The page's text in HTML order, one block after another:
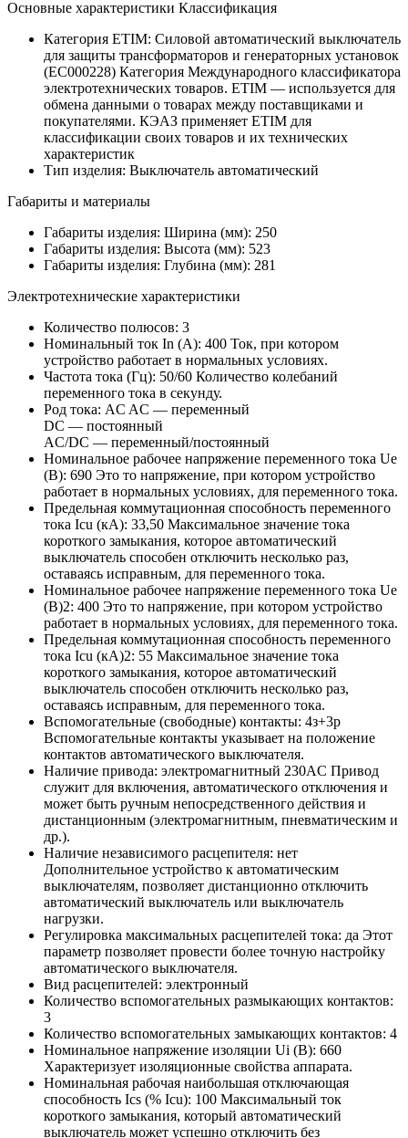
Основные характеристики Классификация
Категория ETIM: Силовой автоматический выключатель
для защиты трансформаторов и генераторных установок
(EC000228) Категория Международного классификатора
электротехнических товаров. ETIM — используется для
обмена данными о товарах между поставщиками и
покупателями. КЭАЗ применяет ETIM для
классификации своих товаров и их технических
характеристик
Тип изделия: Выключатель автоматический
Габариты и материалы
Габариты изделия: Ширина (мм): 250
Габариты изделия: Высота (мм): 523
Габариты изделия: Глубина (мм): 281
Электротехнические характеристики
Количество полюсов: 3
Номинальный ток In (А): 400 Ток, при котором
устройство работает в нормальных условиях.
Частота тока (Гц): 50/60 Количество колебаний
переменного тока в секунду.
Род тока: AC AC — переменный
DC — постоянный
AC/DC — переменный/постоянный
Номинальное рабочее напряжение переменного тока Ue
(В): 690 Это то напряжение, при котором устройство
работает в нормальных условиях, для переменного тока.
Предельная коммутационная способность переменного
тока Icu (кА): 33,50 Максимальное значение тока
короткого замыкания, которое автоматический
выключатель способен отключить несколько раз,
оставаясь исправным, для переменного тока.
Номинальное рабочее напряжение переменного тока Ue
(В)2: 400 Это то напряжение, при котором устройство
работает в нормальных условиях, для переменного тока.
Предельная коммутационная способность переменного
тока Icu (кА)2: 55 Максимальное значение тока
короткого замыкания, которое автоматический
выключатель способен отключить несколько раз,
оставаясь исправным, для переменного тока.
Вспомогательные (свободные) контакты: 4з+3р
Вспомогательные контакты указывает на положение
контактов автоматического выключателя.
Наличие привода: электромагнитный 230AC Привод
служит для включения, автоматического отключения и
может быть ручным непосредственного действия и
дистанционным (электромагнитным, пневматическим и
др.).
Наличие независимого расцепителя: нет
Дополнительное устройство к автоматическим
выключателям, позволяет дистанционно отключить
автоматический выключатель или выключатель
нагрузки.
Регулировка максимальных расцепителей тока: да Этот
параметр позволяет провести более точную настройку
автоматического выключателя.
Вид расцепителей: электронный
Количество вспомогательных размыкающих контактов:
3
Количество вспомогательных замыкающих контактов: 4
Номинальное напряжение изоляции Ui (В): 660
Характеризует изоляционные свойства аппарата.
Номинальная рабочая наибольшая отключающая
способность Ics (% Icu): 100 Максимальный ток
короткого замыкания, который автоматический
выключатель может успешно отключить без